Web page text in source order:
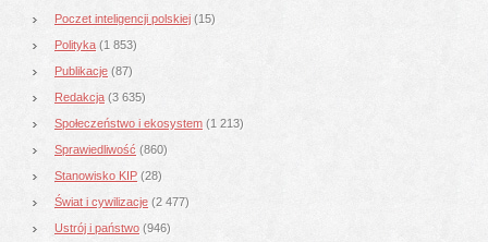
Poczet inteligencji polskiej (15)
Polityka (1 853)
Publikacje (87)
Redakcja (3 635)
Społeczeństwo i ekosystem (1 213)
Sprawiedliwość (860)
Stanowisko KIP (28)
Świat i cywilizacje (2 477)
Ustrój i państwo (946)